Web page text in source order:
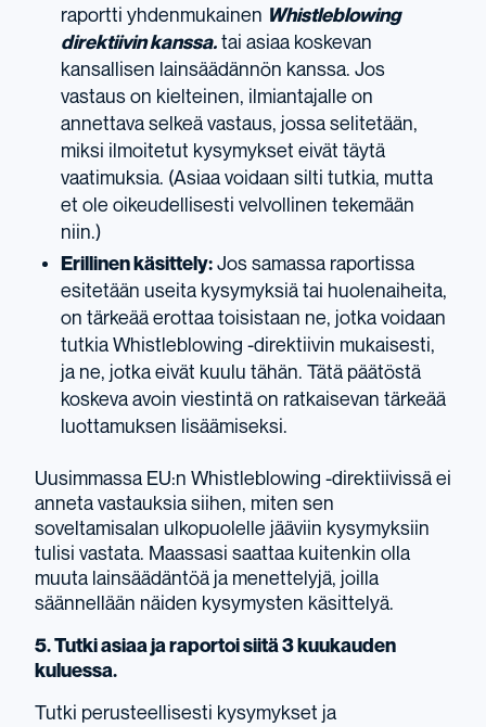
raportti yhdenmukainen Whistleblowing
direktiivin kanssa. tai asiaa koskevan
kansallisen lainsäädännön kanssa. Jos
vastaus on kielteinen, ilmiantajalle on
annettava selkeä vastaus, jossa selitetään,
miksi ilmoitetut kysymykset eivät täytä
vaatimuksia. (Asiaa voidaan silti tutkia, mutta
et ole oikeudellisesti velvollinen tekemään
niin.)
Erillinen käsittely: Jos samassa raportissa
esitetään useita kysymyksiä tai huolenaiheita,
on tärkeää erottaa toisistaan ne, jotka voidaan
tutkia Whistleblowing -direktiivin mukaisesti,
ja ne, jotka eivät kuulu tähän. Tätä päätöstä
koskeva avoin viestintä on ratkaisevan tärkeää
luottamuksen lisäämiseksi.
Uusimmassa EU:n Whistleblowing -direktiivissä ei
anneta vastauksia siihen, miten sen
soveltamisalan ulkopuolelle jääviin kysymyksiin
tulisi vastata. Maassasi saattaa kuitenkin olla
muuta lainsäädäntöä ja menettelyjä, joilla
säännellään näiden kysymysten käsittelyä.
5. Tutki asiaa ja raportoi siitä 3 kuukauden
kuluessa.
Tutki perusteellisesti kysymykset ja